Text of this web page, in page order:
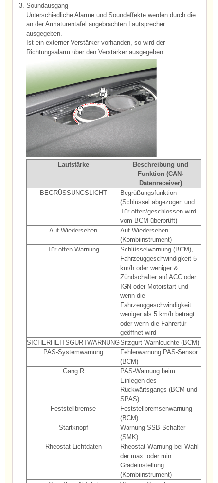
3. Soundausgang
Unterschiedliche Alarme und Soundeffekte werden durch die
an der Armaturentafel angebrachten Lautsprecher
ausgegeben.
Ist ein externer Verstärker vorhanden, so wird der
Richtungsalarm über den Verstärker ausgegeben.
Lautstärke
Beschreibung und
Funktion (CAN-
Datenreceiver)
BEGRÜSSUNGSLICHT
Begrüßungsfunktion
(Schlüssel abgezogen und
Tür offen/geschlossen wird
vom BCM überprüft)
Auf Wiedersehen
Auf Wiedersehen
(Kombiinstrument)
Tür offen-Warnung
Schlüsselwarnung (BCM),
Fahrzeuggeschwindigkeit 5
km/h oder weniger &
Zündschalter auf ACC oder
IGN oder Motorstart und
wenn die
Fahrzeuggeschwindigkeit
weniger als 5 km/h beträgt
oder wenn die Fahrertür
geöffnet wird
SICHERHEITSGURTWARNUNGSitzgurt-Warnleuchte (BCM)
PAS-Systemwarnung
Fehlerwarnung PAS-Sensor
(BCM)
Gang R
PAS-Warnung beim
Einlegen des
Rückwärtsgangs (BCM und
SPAS)
Feststellbremse
Feststellbremsenwarnung
(BCM)
Startknopf
Warnung SSB-Schalter
(SMK)
Rheostat-Lichtdaten
Rheostat-Warnung bei Wahl
der max. oder min.
Gradeinstellung
(Kombiinstrument)